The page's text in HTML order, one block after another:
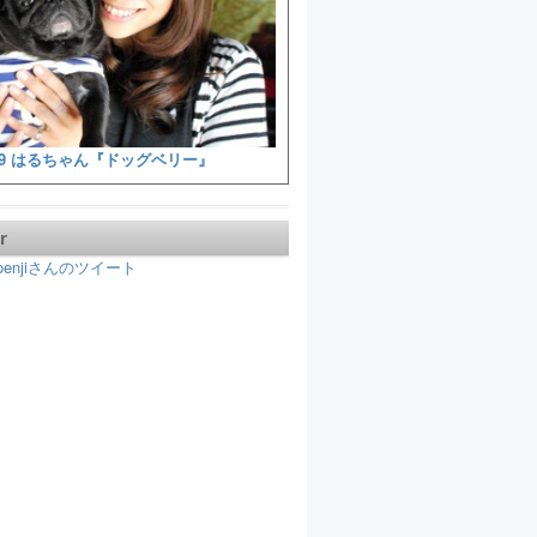
はるちゃん『ドッグベリー』
さんのツイート